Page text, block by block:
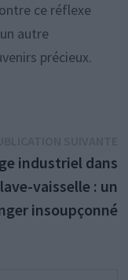
ce réflexe
autre
précieux.
industriel dans
vaisselle : un
insoupçonné